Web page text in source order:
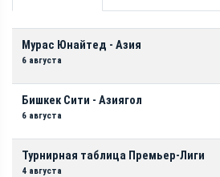
Мурас Юнайтед - Азия
6 августа
Бишкек Сити - Азиягол
6 августа
Турнирная таблица Премьер-Лиги
4 августа